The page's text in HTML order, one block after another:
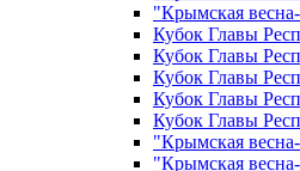
"Крымская
Кубок Главы
Кубок Главы
Кубок Главы
Кубок Главы
Кубок Главы
"Крымская
"Крымская